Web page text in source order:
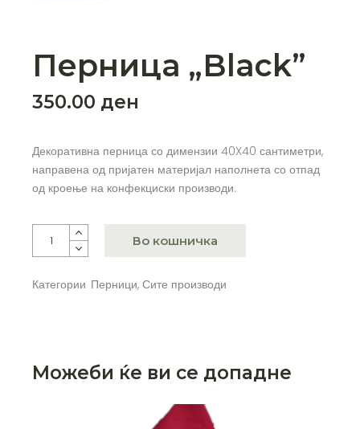
Перница „Black”
350.00 ден
Декоративна перница со димензии 40X40 сантиметри,
направена од пријатен материјал наполнета со отпад
од кроење на конфекциски производи.
Перница „Black" количина
Во кошничка
Категории Перници,Сите производи
Можеби ќе ви се допадне